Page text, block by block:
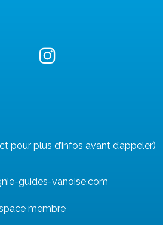
pour plus d’infos avant d’appeler)
guides-vanoise.com
membre